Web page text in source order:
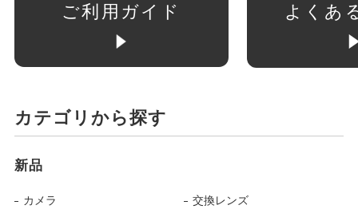
ご利用ガイド よくあ
カテゴリから探す
新品
カメラ 交換レンズ